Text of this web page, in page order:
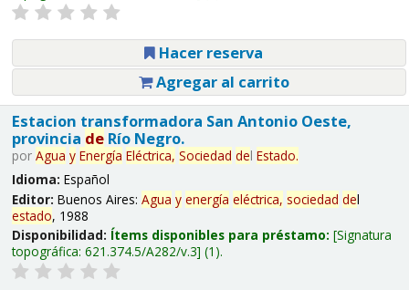
Hacer reserva
Agregar al carrito
Estacion transformadora San Antonio Oeste,
provincia deRío Negro.
por Agua y Energía Eléctrica, Sociedad del Estado.
Idioma: Español
Editor: Buenos Aires: Agua y energía eléctrica, sociedad del
estado, 1988
Disponibilidad: Ítems disponibles para préstamo: Signatura
topográfica: 621.374.5/A282/v.3 (1).